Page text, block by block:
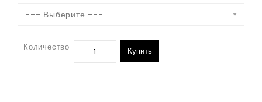
--- Выберите ---
Количество Купить